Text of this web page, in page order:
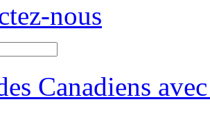
nous
Canadiens